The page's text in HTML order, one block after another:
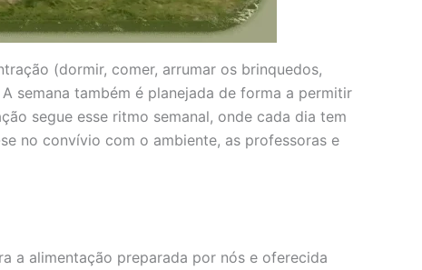
(dormir, comer, arrumar os brinquedos,
semana também é planejada de forma a permitir
segue esse ritmo semanal, onde cada dia tem
no convívio com o ambiente, as professoras e
a alimentação preparada por nós e oferecida